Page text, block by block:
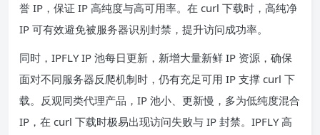
誉 IP，保证 IP 高纯度与高可用率。在 curl 下载时，高纯净
IP 可有效避免被服务器识别封禁，提升访问成功率。
同时，IPFLY IP 池每日更新，新增大量新鲜 IP 资源，确保
面对不同服务器反爬机制时，仍有充足可用 IP 支撑 curl 下
载。反观同类代理产品，IP 池小、更新慢，多为低纯度混合
IP，在 curl 下载时极易出现访问失败与 IP 封禁。IPFLY 高